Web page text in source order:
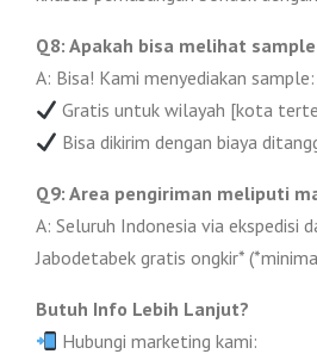
Q8: Apakah bisa melihat
A: Bisa! Kami menyediakan sample:
Gratis untuk wilayah [kota
Bisa dikirim dengan biaya
Q9: Area pengiriman meliputi
A: Seluruh Indonesia via ekspedisi
Jabodetabek gratis ongkir*
Butuh Info Lebih Lanjut?
Hubungi marketing kami: